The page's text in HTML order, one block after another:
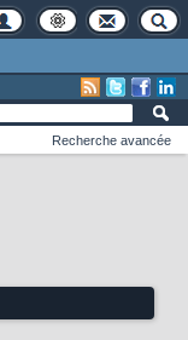
Recherche avancée